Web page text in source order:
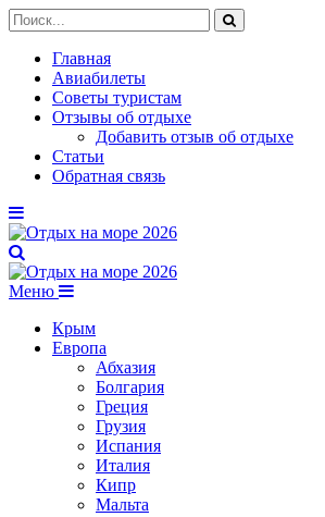
Главная
Авиабилеты
Советы туристам
Отзывы об отдыхе
Добавить отзыв об отдыхе
Статьи
Обратная связь
Меню
Крым
Европа
Абхазия
Болгария
Греция
Грузия
Испания
Италия
Кипр
Мальта